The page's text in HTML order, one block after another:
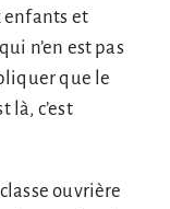
enfants et
n’en est pas
que le
là, c’est
ouvrière